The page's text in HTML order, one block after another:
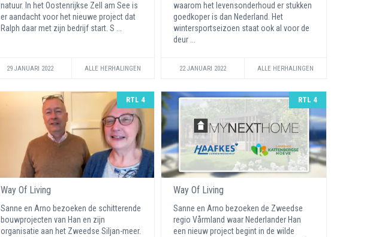
natuur. In het Oostenrijkse Zell am See is
er aandacht voor het nieuwe project dat
Ralph daar met zijn bedrijf start. S ...
29 JANUARI 2022 ALLE HERHALINGEN
waarom het levensonderhoud er stukken
goedkoper is dan Nederland. Het
wintersportseizoen staat ook al voor de
deur ...
22 JANUARI 2022 ALLE HERHALINGEN
RTL 4
Way Of Living
Sanne en Arno bezoeken de schitterende
bouwprojecten van Han en zijn
organisatie aan het Zweedse Siljan-meer.
RTL 4
Way Of Living
Sanne en Arno bezoeken de Zweedse
regio Vårmland waar Nederlander Han
een nieuw project begint in de wilde